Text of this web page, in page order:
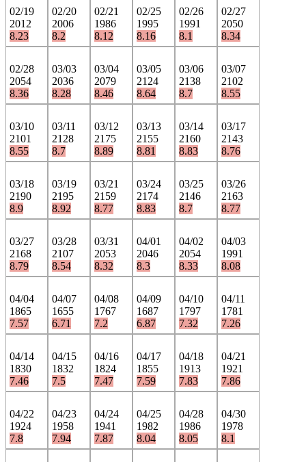
02/19
2012
8.23
02/20
2006
8.2
02/21
1986
8.12
02/25
1995
8.16
02/26
1991
8.1
02/27
2050
8.34
02/28
2054
8.36
03/03
2036
8.28
03/04
2079
8.46
03/05
2124
8.64
03/06
2138
8.7
03/07
2102
8.55
03/10
2101
8.55
03/11
2128
8.7
03/12
2175
8.89
03/13
2155
8.81
03/14
2160
8.83
03/17
2143
8.76
03/18
2190
8.9
03/19
2195
8.92
03/21
2159
8.77
03/24
2174
8.83
03/25
2146
8.7
03/26
2163
8.77
03/27
2168
8.79
03/28
2107
8.54
03/31
2053
8.32
04/01
2046
8.3
04/02
2054
8.33
04/03
1991
8.08
04/04
1865
7.57
04/07
1655
6.71
04/08
1767
7.2
04/09
1687
6.87
04/10
1797
7.32
04/11
1781
7.26
04/14
1830
7.46
04/15
1832
7.5
04/16
1824
7.47
04/17
1855
7.59
04/18
1913
7.83
04/21
1921
7.86
04/22
1924
7.8
04/23
1958
7.94
04/24
1941
7.87
04/25
1982
8.04
04/28
1986
8.05
04/30
1978
8.1